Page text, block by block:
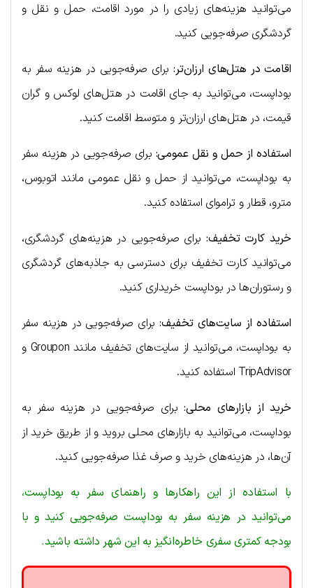
می‌توانید هزینه‌های زیادی را در مورد اقامت، حمل و نقل و
گردشگری صرفه‌جویی کنید.
اقامت در هتل‌های ارزان‌تر:برای صرفه‌جویی در هزینه سفر به
بوداپست، می‌توانید به جای اقامت در هتل‌های لوکس و گران
قیمت، در هتل‌های ارزان‌تر و متوسط اقامت کنید.
استفاده از حمل و نقل عمومی: برای صرفه‌جویی در هزینه سفر
به بوداپست، می‌توانید از حمل و نقل عمومی مانند اتوبوس،
مترو، قطار و تراموای استفاده کنید.
خرید کارت تخفیف:برای صرفه‌جویی در هزینه‌های گردشگری،
می‌توانید کارت تخفیف برای دسترسی به جاذبه‌های گردشگری
و رستوران‌ها در بوداپست خریداری کنید.
استفاده از سایت‌های تخفیف:برای صرفه‌جویی در هزینه سفر
به بوداپست، می‌توانید از سایت‌های تخفیف مانند Groupon و
TripAdvisor استفاده کنید.
خرید از بازارهای محلی:برای صرفه‌جویی در هزینه سفر به
بوداپست، می‌توانید به بازارهای محلی بروید و از طریق خرید از
آن‌ها، در هزینه‌های خرید و صرف غذا صرفه‌جویی کنید.
با استفاده از این راهکارها و راهنمای سفر به بوداپست،
می‌توانید در هزینه سفر به بوداپست صرفه‌جویی کنید و با
بودجه کمتری سفری خاطره‌انگیز به این شهر داشته باشید.